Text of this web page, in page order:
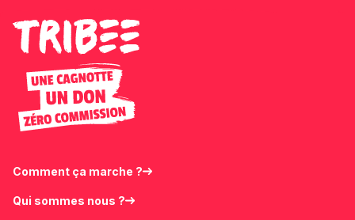
Comment ça marche ?
Qui sommes nous ?